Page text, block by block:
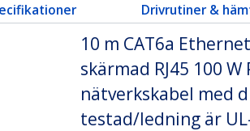
Drivrutiner &
10 m CAT6a
skärmad RJ45 100
nätverkskabel med
testad/ledning är